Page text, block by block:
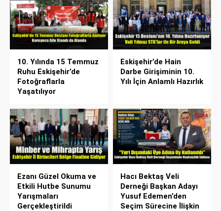
10. Yılında 15 Temmuz
Ruhu Eskişehir’de
Fotoğraflarla
Yaşatılıyor
Eskişehir’de Hain
Darbe Girişiminin 10.
Yılı İçin Anlamlı Hazırlık
Ezanı Güzel Okuma ve
Etkili Hutbe Sunumu
Yarışmaları
Gerçekleştirildi
Hacı Bektaş Veli
Derneği Başkan Adayı
Yusuf Edemen’den
Seçim Sürecine İlişkin